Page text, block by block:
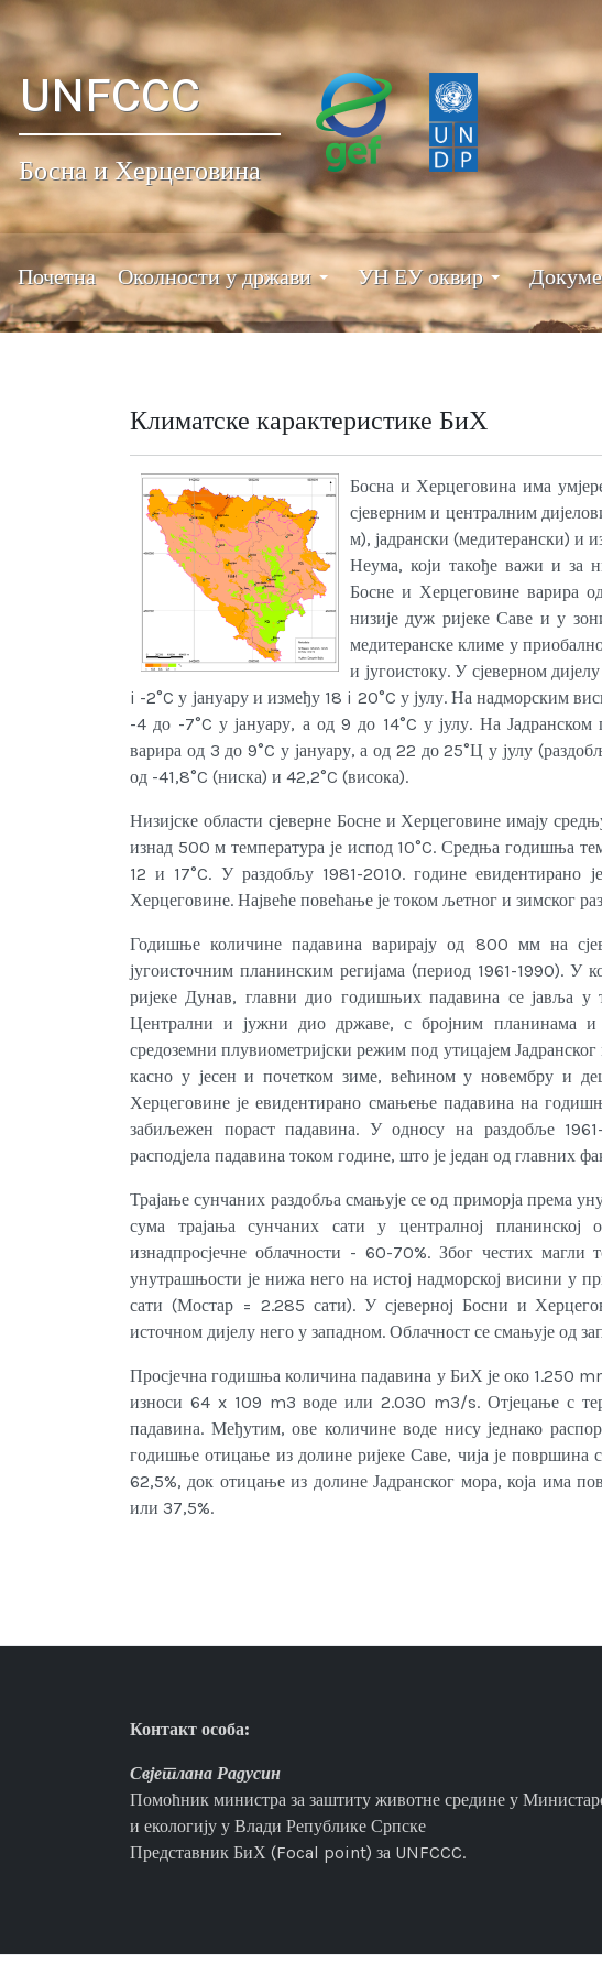
UNFCCC
Босна и Херцеговина
Почетна Околности у држави УН ЕУ оквир
Климатске карактеристике БиХ
Босна и Херцеговина има
сјеверним и централним
м), јадрански (медитерански) и
Неума, који такође важи и за
Босне и Херцеговине варира
низије дуж ријеке Саве и у
медитеранске климе у
и југоистоку. У сјеверном
i -2°C у јануару и између 18 i 20°C у јулу. На надморским
-4 до -7°C у јануару, а од 9 до 14°C у јулу. На
варира од 3 до 9°C у јануару, а од 22 до 25°Ц у јулу
од -41,8°C (ниска) и 42,2°C (висока).
Низијске области сјеверне Босне и Херцеговине имају
изнад 500 м температура је испод 10°C. Средња годишња
12 и 17°C. У раздобљу 1981-2010. године евидентирано
Херцеговине. Највеће повећање је током љетног и зимског
Годишње количине падавина варирају од 800 мм на
југоисточним планинским регијама (период 1961-1990). У
ријеке Дунав, главни дио годишњих падавина се јавља у
Централни и јужни дио државе, с бројним планинама и
средоземни плувиометријски режим под утицајем
касно у јесен и почетком зиме, већином у новембру и
Херцеговине је евидентирано смањење падавина на
забиљежен пораст падавина. У односу на раздобље
расподјела падавина током године, што је један од главних
Трајање сунчаних раздобља смањује се од приморја
сума трајања сунчаних сати у централној
изнадпросјечне облачности - 60-70%. Због честих магли
унутрашњости је нижа него на истој надморској висини у
сати (Мостар = 2.285 сати). У сјеверној Босни и
источном дијелу него у западном. Облачност се смањује од
Просјечна годишња количина падавина у БиХ је око 1.250
износи 64 x 109 m3 воде или 2.030 m3/s. Отјецање с
падавина. Међутим, ове количине воде нису једнако
годишње отицање из долине ријеке Саве, чија је
62,5%, док отицање из долине Јадранског мора, која
или 37,5%.
Контакт особа:
Свјетлана Радусин
Помоћник министра за заштиту животне средине у
и екологију у Влади Републике Српске
Представник БиХ (Focal point) за UNFCCC.